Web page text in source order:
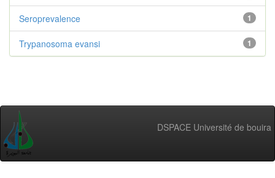
1
Seroprevalence
1
Trypanosoma evansi
DSPACE Université de bouira